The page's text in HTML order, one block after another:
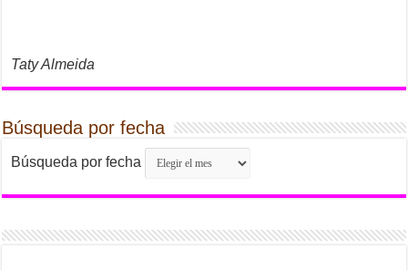
Taty Almeida
Búsqueda por fecha
Búsqueda por fecha